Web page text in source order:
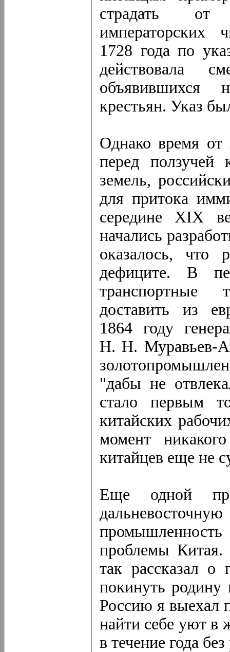
страдать от
императорских
1728 года по
действовала
объявившихся
крестьян. Указ
Однако время от
перед ползучей
земель,
для притока
середине XIX
начались
оказалось, что
дефиците. В
транспортные
доставить из
1864 году
Н. Н. Муравьев-
"дабы не
стало первым
китайских
момент
китайцев еще не
Еще одной
проблемы
так рассказал о
покинуть родину
Россию я выехал
найти себе уют в
в течение года